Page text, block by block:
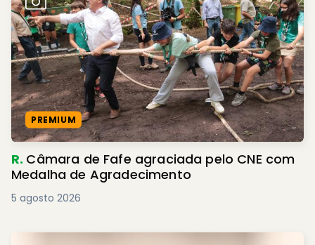
PREMIUM
R. Câmara de Fafe agraciada pelo CNE com
Medalha de Agradecimento
5 agosto 2026